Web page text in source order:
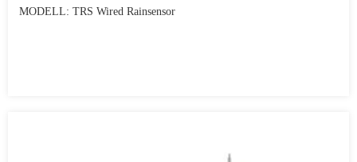
MODELL: TRS Wired Rainsensor